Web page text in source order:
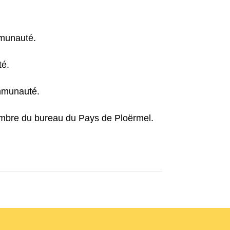
du bureau du Pays de Ploërmel.